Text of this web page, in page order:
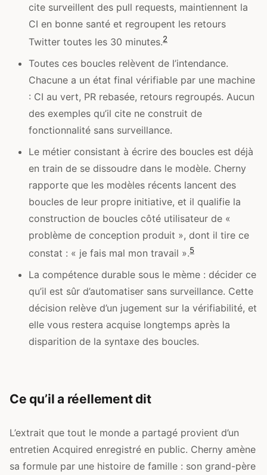
cite surveillent des pull requests, maintiennent la
CI en bonne santé et regroupent les retours
Twitter toutes les 30 minutes.2
Toutes ces boucles relèvent de l’intendance.
Chacune a un état final vérifiable par une machine
: CI au vert, PR rebasée, retours regroupés. Aucun
des exemples qu’il cite ne construit de
fonctionnalité sans surveillance.
Le métier consistant à écrire des boucles est déjà
en train de se dissoudre dans le modèle. Cherny
rapporte que les modèles récents lancent des
boucles de leur propre initiative, et il qualifie la
construction de boucles côté utilisateur de «
problème de conception produit », dont il tire ce
constat : « je fais mal mon travail ».5
La compétence durable sous le mème : décider ce
qu’il est sûr d’automatiser sans surveillance. Cette
décision relève d’un jugement sur la vérifiabilité, et
elle vous restera acquise longtemps après la
disparition de la syntaxe des boucles.
Ce qu’il a réellement dit
L’extrait que tout le monde a partagé provient d’un
entretien Acquired enregistré en public. Cherny amène
sa formule par une histoire de famille : son grand-père